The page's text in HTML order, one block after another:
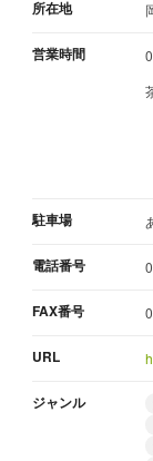
所在地
営業時間
駐車場
電話番号
FAX番号
URL
ジャンル